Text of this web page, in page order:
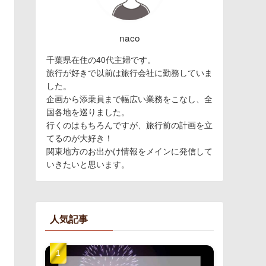
naco
千葉県在住の40代主婦です。
旅行が好きで以前は旅行会社に勤務していま
した。
企画から添乗員まで幅広い業務をこなし、全
国各地を巡りました。
行くのはもちろんですが、旅行前の計画を立
てるのが大好き！
関東地方のお出かけ情報をメインに発信して
いきたいと思います。
人気記事